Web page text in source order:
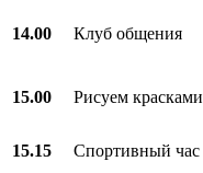
14.00 Клуб общения
15.00 Рисуем красками
15.15
Спортивный час